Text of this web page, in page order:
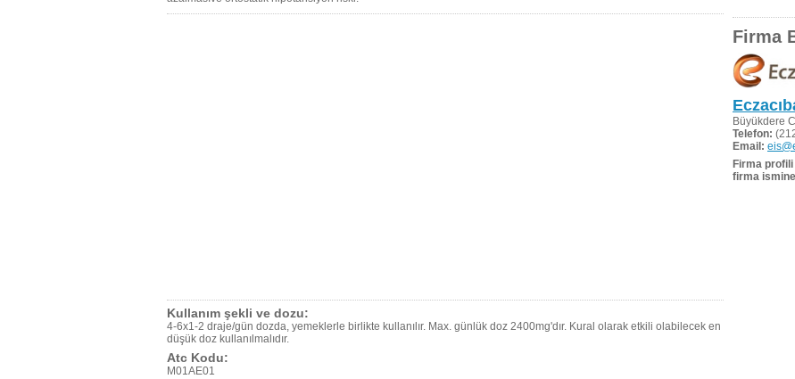
Kullanım şekli ve dozu:
4-6x1-2 draje/gün dozda, yemeklerle birlikte kullanılır. Max. günlük doz 2400mg'dır. Kural olarak etkili olabilecek en
düşük doz kullanılmalıdır.
Atc Kodu:
M01AE01
Firma
Büyükdere
Telefon:
Email:
Firma
firma ismine